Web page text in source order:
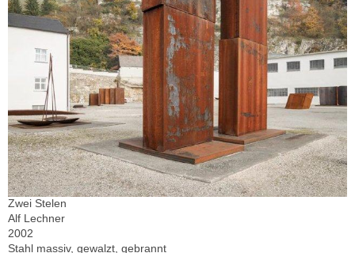
Zwei Stelen
Alf Lechner
2002
Stahl massiv, gewalzt, gebrannt